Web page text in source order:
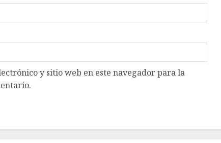
y sitio web en este navegador para la